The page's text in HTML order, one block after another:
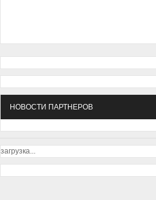
НОВОСТИ ПАРТНЕРОВ
загрузка...